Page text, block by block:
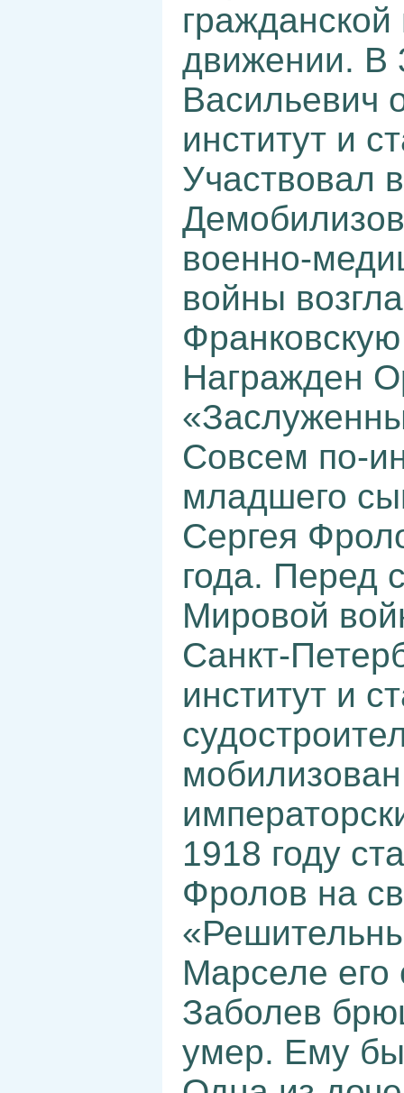
движении. В
Васильевич
институт и
Участвовал
военно-
войны
Награжден
Совсем по-
младшего
Сергея
года. Перед
Мировой
Санкт-
институт и
1918 году
Фролов на
Марселе его
Заболев
умер. Ему